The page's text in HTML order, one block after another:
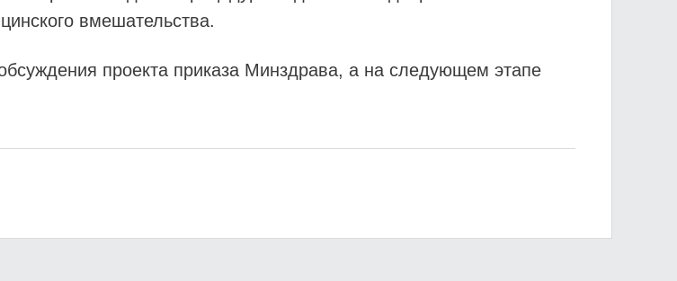
вмешательства.
проекта приказа Минздрава, а на следующем этапе